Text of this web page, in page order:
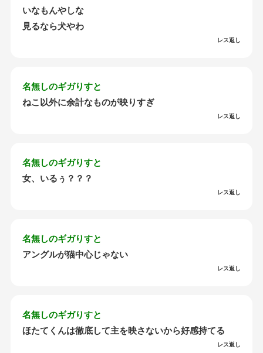
いなもんやしな
見るなら犬やわ
レス返し
名無しのギガりすと
ねこ以外に余計なものが映りすぎ
レス返し
名無しのギガりすと
女、いるぅ？？？
レス返し
名無しのギガりすと
アングルが猫中心じゃない
レス返し
名無しのギガりすと
ほたてくんは徹底して主を映さないから好感持てる
レス返し